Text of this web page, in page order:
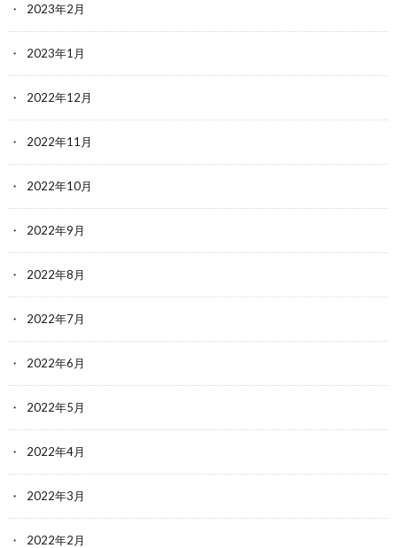
2023年2月
2023年1月
2022年12月
2022年11月
2022年10月
2022年9月
2022年8月
2022年7月
2022年6月
2022年5月
2022年4月
2022年3月
2022年2月